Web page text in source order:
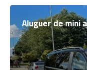
Aluguer de mini